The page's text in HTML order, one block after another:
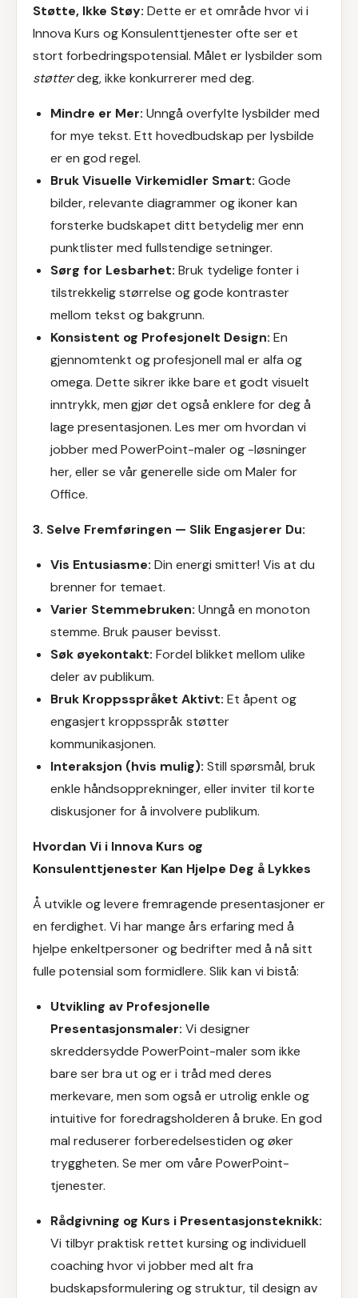
Støtte, Ikke Støy: Dette er et område hvor vi i
Innova Kurs og Konsulenttjenesterofte ser et
stort forbedringspotensial. Målet er lysbilder som
støtterdeg, ikke konkurrerer med deg.
Mindre er Mer: Unngå overfylte lysbilder med
for mye tekst. Ett hovedbudskap per lysbilde
er en god regel.
Bruk Visuelle Virkemidler Smart: Gode
bilder, relevante diagrammer og ikoner kan
forsterke budskapet ditt betydelig mer enn
punktlister med fullstendige setninger.
Sørg for Lesbarhet: Bruk tydelige fonter i
tilstrekkelig størrelse og gode kontraster
mellom tekst og bakgrunn.
Konsistent og Profesjonelt Design: En
gjennomtenkt og profesjonell mal er alfa og
omega. Dette sikrer ikke bare et godt visuelt
inntrykk, men gjør det også enklere for deg å
lage presentasjonen. Les mer om hvordan vi
jobber medPowerPoint-maler og -løsninger
her, eller se vår generelle side omMaler for
Office.
3. Selve Fremføringen — Slik Engasjerer Du:
Vis Entusiasme: Din energi smitter! Vis at du
brenner for temaet.
Varier Stemmebruken: Unngå en monoton
stemme. Bruk pauser bevisst.
Søk øyekontakt: Fordel blikket mellom ulike
deler av publikum.
Bruk Kroppsspråket Aktivt: Et åpent og
engasjert kroppsspråk støtter
kommunikasjonen.
Interaksjon (hvis mulig): Still spørsmål, bruk
enkle håndsopprekninger, eller inviter til korte
diskusjoner for å involvere publikum.
Hvordan Vi i Innova Kurs og
Konsulenttjenester Kan Hjelpe Deg å Lykkes
Å utvikle og levere fremragende presentasjoner er
en ferdighet. Vi har mange års erfaring med å
hjelpe enkeltpersoner og bedrifter med å nå sitt
fulle potensial som formidlere. Slik kan vi bistå:
Utvikling av Profesjonelle
Presentasjonsmaler: Vi designer
skreddersydde PowerPoint-maler som ikke
bare ser bra ut og er i tråd med deres
merkevare, men som også er utrolig enkle og
intuitive for foredragsholderen å bruke. En god
mal reduserer forberedelsestiden og øker
tryggheten. Se mer om vårePowerPoint-
tjenester.
Rådgivning og Kurs i Presentasjonsteknikk:
Vi tilbyr praktisk rettet kursing og individuell
coaching hvor vi jobber med alt fra
budskapsformulering og struktur, til design av